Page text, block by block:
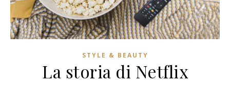
STYLE & BEAUTY
La storia di Netflix